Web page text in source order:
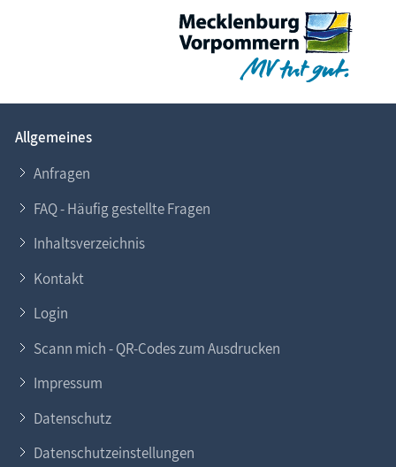
Allgemeines
Anfragen
FAQ - Häufig gestellte Fragen
Inhaltsverzeichnis
Kontakt
Login
Scann mich - QR-Codes zum Ausdrucken
Impressum
Datenschutz
Datenschutzeinstellungen